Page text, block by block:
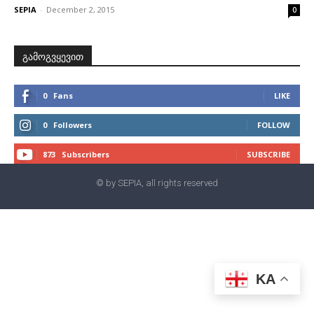
SEPIA - December 2, 2015 0
გამოგვყევით
0 Fans LIKE
0 Followers FOLLOW
873 Subscribers SUBSCRIBE
© by SEPIA, all rights reserved
KA